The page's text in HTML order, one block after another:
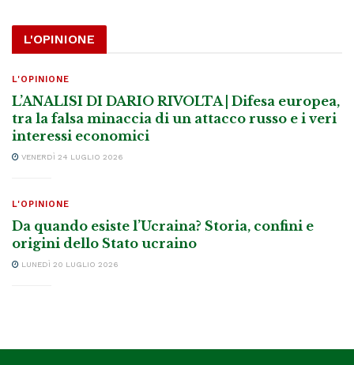
L'OPINIONE
L'OPINIONE
L’ANALISI DI DARIO RIVOLTA | Difesa europea,
tra la falsa minaccia di un attacco russo e i veri
interessi economici
VENERDÌ 24 LUGLIO 2026
L'OPINIONE
Da quando esiste l’Ucraina? Storia, confini e
origini dello Stato ucraino
LUNEDÌ 20 LUGLIO 2026